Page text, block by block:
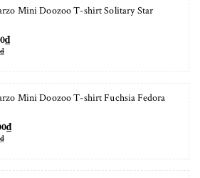
Mini Doozoo T-shirt Solitary Star
Mini Doozoo T-shirt Fuchsia Fedora